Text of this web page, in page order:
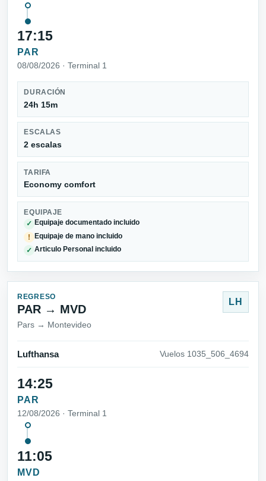
17:15
PAR
08/08/2026 · Terminal 1
DURACIÓN
24h 15m
ESCALAS
2 escalas
TARIFA
Economy comfort
EQUIPAJE
✓ Equipaje documentado incluido
! Equipaje de mano incluido
✓ Articulo Personal incluido
REGRESO
PAR → MVD
Pars → Montevideo
LH
Lufthansa Vuelos 1035_506_4694
14:25
PAR
12/08/2026 · Terminal 1
11:05
MVD